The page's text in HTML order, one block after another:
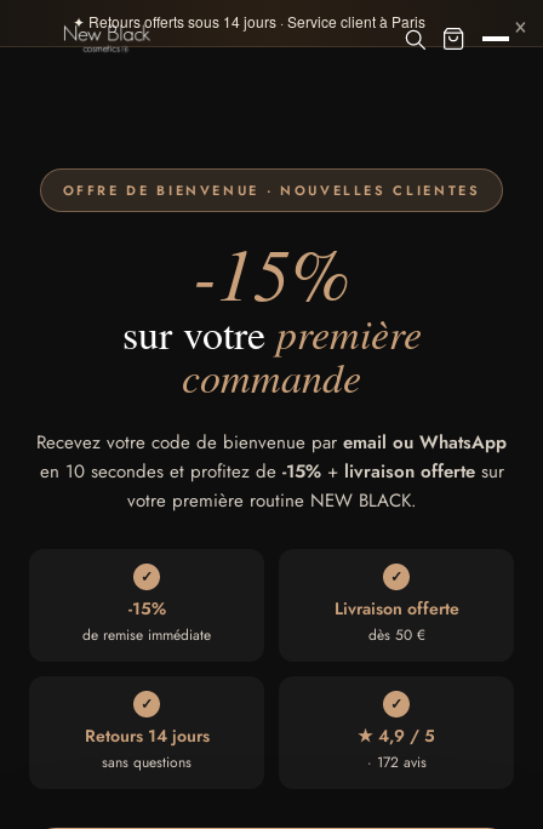
✦ Paiement 100% sécurisé · Visa · Mastercard · Klarna 4× ×
OFFRE DE BIENVENUE · NOUVELLES CLIENTES
-15%
sur votre première
commande
Recevez votre code de bienvenue par email ou WhatsApp
en 10 secondes et profitez de -15%+ livraison offertesur
votre première routine NEW BLACK.
✓
-15%
de remise immédiate
✓
Livraison offerte
dès 50 €
✓
Retours 14 jours
sans questions
✓
★ 4,9 / 5
· 172 avis